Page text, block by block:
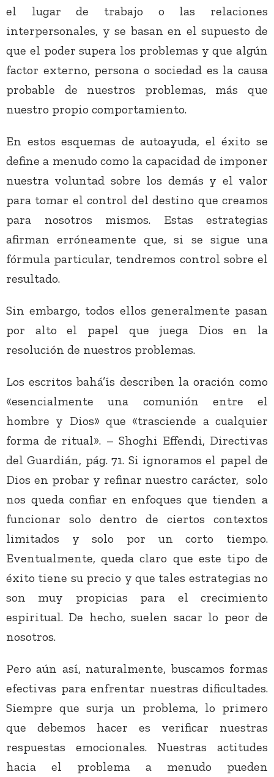
el lugar de trabajo o las relaciones
interpersonales, y se basan en el supuesto de
que el poder supera los problemas y que algún
factor externo, persona o sociedad es la causa
probable de nuestros problemas, más que
nuestro propio comportamiento.
En estos esquemas de autoayuda, el éxito se
define a menudo como la capacidad de imponer
nuestra voluntad sobre los demás y el valor
para tomar el control del destino que creamos
para nosotros mismos. Estas estrategias
afirman erróneamente que, si se sigue una
fórmula particular, tendremos control sobre el
resultado.
Sin embargo, todos ellos generalmente pasan
por alto el papel que juega Dios en la
resolución de nuestros problemas.
Los escritos bahá’ís describen la oración como
«esencialmente una comunión entre el
hombre y Dios» que «trasciende a cualquier
forma de ritual». – Shoghi Effendi, Directivas
del Guardián, pág. 71. Si ignoramos el papel de
Dios en probar y refinar nuestro carácter, solo
nos queda confiar en enfoques que tienden a
funcionar solo dentro de ciertos contextos
limitados y solo por un corto tiempo.
Eventualmente, queda claro que este tipo de
éxito tiene su precio y que tales estrategias no
son muy propicias para el crecimiento
espiritual. De hecho, suelen sacar lo peor de
nosotros.
Pero aún así, naturalmente, buscamos formas
efectivas para enfrentar nuestras dificultades.
Siempre que surja un problema, lo primero
que debemos hacer es verificar nuestras
respuestas emocionales. Nuestras actitudes
hacia el problema a menudo pueden